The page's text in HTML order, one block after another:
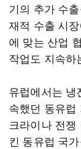
기의 추가 수
재적 수출 시
에 맞는 산업
작업도 지속하
유럽에서는 냉
속했던 동유럽
크라이나 전
킨 동유럽 국